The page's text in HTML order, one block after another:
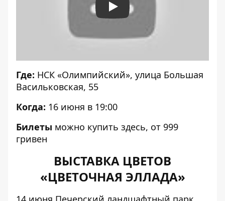
Play
Где: НСК «Олимпийский», улица Большая
Васильковская, 55
Когда: 16 июня в 19:00
Билеты можно купить здесь, от 999
гривен
ВЫСТАВКА ЦВЕТОВ
«ЦВЕТОЧНАЯ ЭЛЛАДА»